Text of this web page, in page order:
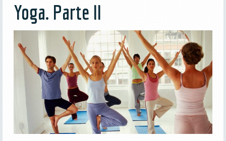
Yoga. Parte II